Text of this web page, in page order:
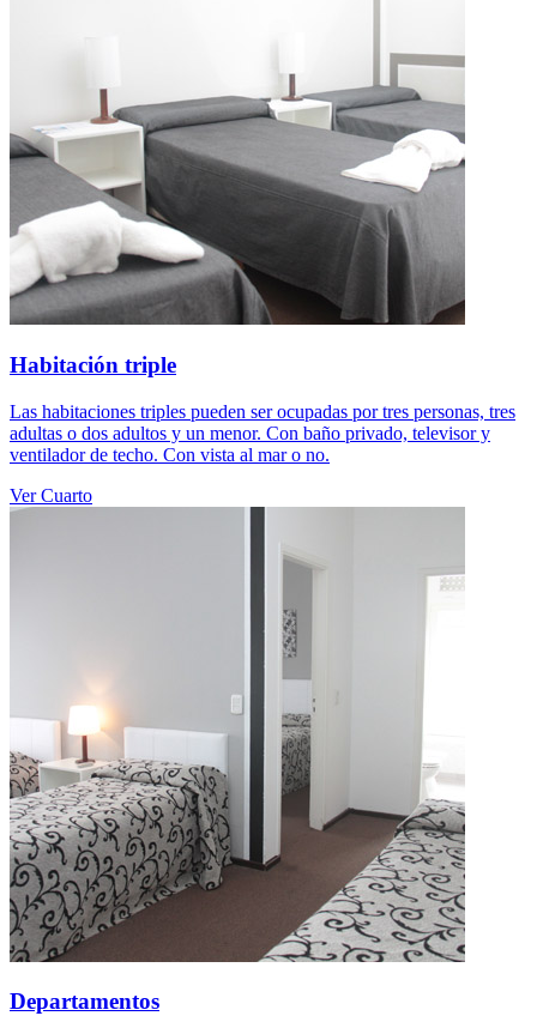
Habitación triple
Las habitaciones triples pueden ser ocupadas por tres personas, tres
adultas o dos adultos y un menor. Con baño privado, televisor y
ventilador de techo. Con vista al mar o no.
Ver Cuarto
Departamentos